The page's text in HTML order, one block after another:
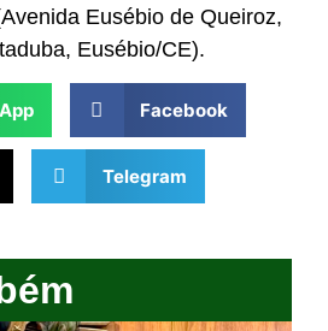
Eusébio de Queiroz,
Eusébio/CE).
Facebook
Telegram